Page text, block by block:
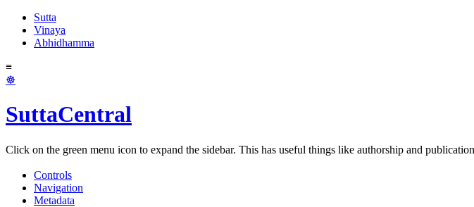
Sutta
Vinaya
Abhidhamma
≡
☸
SuttaCentral
Click on the green menu icon to expand the sidebar. This has useful things like authorship and
Controls
Navigation
Metadata